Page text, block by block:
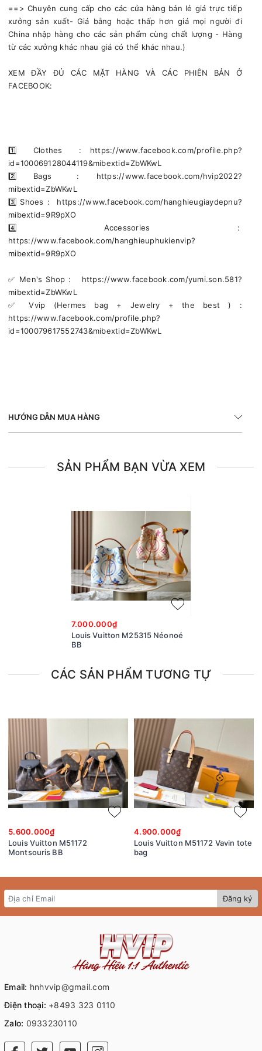
==> Chuyên cung cấp cho các cửa hàng bán lẻ giá trực tiếp
xưởng sản xuất- Giá bằng hoặc thấp hơn giá mọi người đi
China nhập hàng cho các sản phẩm cùng chất lượng - Hàng
từ các xưởng khác nhau giá có thể khác nhau.)
XEM ĐẦY ĐỦ CÁC MẶT HÀNG VÀ CÁC PHIÊN BẢN Ở
FACEBOOK:
1️⃣ Clothes : https://www.facebook.com/profile.php?
id=100069128044119&mibextid=ZbWKwL
2️⃣ Bags : https://www.facebook.com/hvip2022?
mibextid=ZbWKwL
3️⃣ Shoes : https://www.facebook.com/hanghieugiaydepnu?
mibextid=9R9pXO
4️⃣ Accessories :
https://www.facebook.com/hanghieuphukienvip?
mibextid=9R9pXO
✅️ Men's Shop : https://www.facebook.com/yumi.son.581?
mibextid=ZbWKwL
✅️ Vvip (Hermes bag + Jewelry + the best ) :
https://www.facebook.com/profile.php?
id=100079617552743&mibextid=ZbWKwL
HƯỚNG DẪN MUA HÀNG
SẢN PHẨM BẠN VỪA XEM
7.000.000₫
Louis Vuitton M25315 Néonoé
BB
CÁC SẢN PHẨM TƯƠNG TỰ
5.600.000₫
Louis Vuitton M51172
Montsouris BB
4.900.000₫
Louis Vuitton M51172 Vavin tote
bag
Đăng ký
Email: hnhvvip@gmail.com
Điện thoại: +8493 323 0110
Zalo: 0933230110